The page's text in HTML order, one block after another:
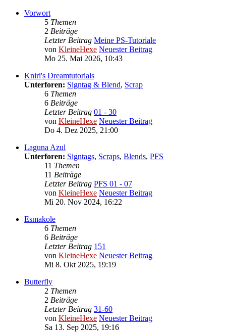
Vorwort
5 Themen
2 Beiträge
Letzter Beitrag Meine PS-Tutoriale
von KleineHexe Neuester Beitrag
Mo 25. Mai 2026, 10:43
Kniri's Dreamtutorials
Unterforen: Signtag & Blend, Scrap
6 Themen
6 Beiträge
Letzter Beitrag 01 - 30
von KleineHexe Neuester Beitrag
Do 4. Dez 2025, 21:00
Laguna Azul
Unterforen: Signtags, Scraps, Blends, PFS
11 Themen
11 Beiträge
Letzter Beitrag PFS 01 - 07
von KleineHexe Neuester Beitrag
Mi 20. Nov 2024, 16:22
Esmakole
6 Themen
6 Beiträge
Letzter Beitrag 151
von KleineHexe Neuester Beitrag
Mi 8. Okt 2025, 19:19
Butterfly
2 Themen
2 Beiträge
Letzter Beitrag 31-60
von KleineHexe Neuester Beitrag
Sa 13. Sep 2025, 19:16